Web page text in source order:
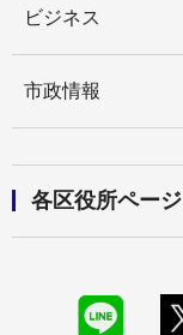
ビジネス
市政情報
各区役所ページ